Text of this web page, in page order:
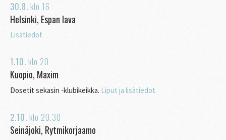
KUVAT & VIDEOT
30.8. klo 16
Helsinki, Espan lava
Lisätiedot
1.10. klo 20
Kuopio, Maxim
Dosetit sekasin -klubikeikka. Liput ja lisätiedot.
2.10. klo 20.30
Seinäjoki, Rytmikorjaamo